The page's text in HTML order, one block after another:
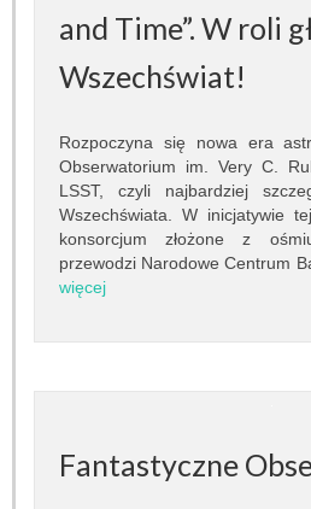
Inna działalność
Noc Naukowców
Układ Słoneczny przy
Meteoryt Morasko
Nasze planetoidy
Zapytaj astronoma
Dla miłośników
and Time”. W roli
Wszechświat!
Rozpoczyna się nowa era
Obserwatorium im. Very C.
LSST, czyli najbardziej
Wszechświata. W inicjatywie
konsorcjum złożone z
przewodzi Narodowe Centrum
więcej
Fantastyczne